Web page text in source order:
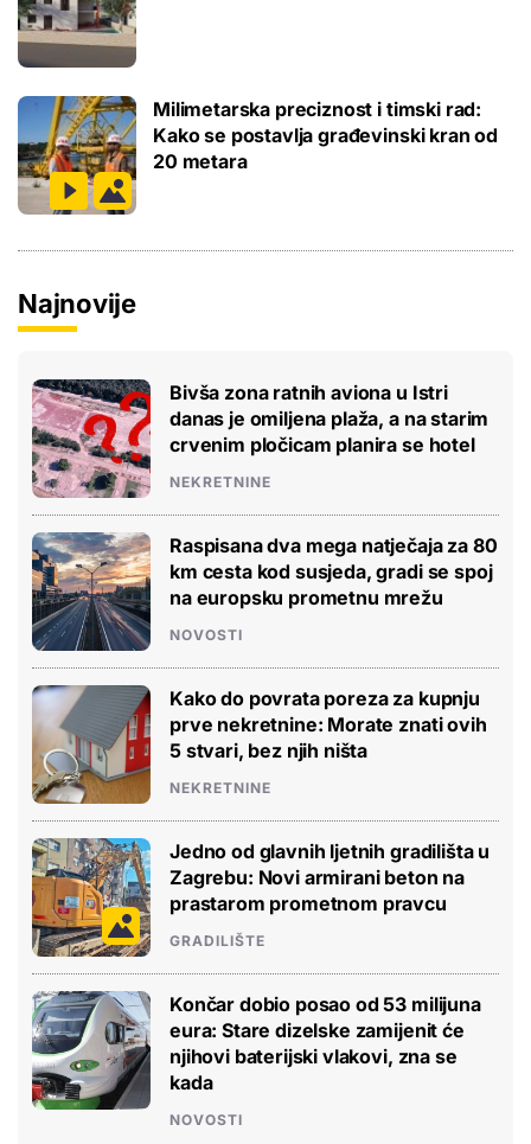
Milimetarska preciznost i timski rad:
Kako se postavlja građevinski kran od
20 metara
Najnovije
Bivša zona ratnih aviona u Istri
danas je omiljena plaža, a na starim
crvenim pločicam planira se hotel
NEKRETNINE
Raspisana dva mega natječaja za 80
km cesta kod susjeda, gradi se spoj
na europsku prometnu mrežu
NOVOSTI
Kako do povrata poreza za kupnju
prve nekretnine: Morate znati ovih
5 stvari, bez njih ništa
NEKRETNINE
Jedno od glavnih ljetnih gradilišta u
Zagrebu: Novi armirani beton na
prastarom prometnom pravcu
GRADILIŠTE
Končar dobio posao od 53 milijuna
eura: Stare dizelske zamijenit će
njihovi baterijski vlakovi, zna se
kada
NOVOSTI